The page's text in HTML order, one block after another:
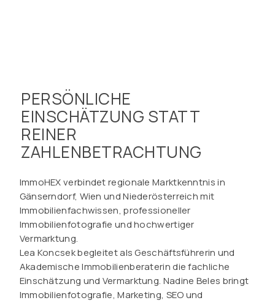
PERSÖNLICHE
EINSCHÄTZUNG STATT
REINER
ZAHLENBETRACHTUNG
ImmoHEX verbindet regionale Marktkenntnis in
Gänserndorf, Wien und Niederösterreich mit
Immobilienfachwissen, professioneller
Immobilienfotografie und hochwertiger
Vermarktung.
Lea Koncsek begleitet als Geschäftsführerin und
Akademische Immobilienberaterin die fachliche
Einschätzung und Vermarktung. Nadine Beles bringt
Immobilienfotografie, Marketing, SEO und